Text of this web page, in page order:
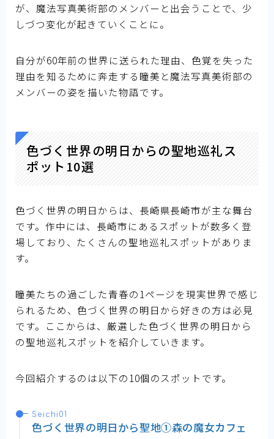
が、魔法写真美術部のメンバーと出会うことで、少
しづつ変化が起きていくことに。
自分が60年前の世界に送られた理由、色覚を失った
理由を知るために奔走する瞳美と魔法写真美術部の
メンバーの姿を描いた物語です。
色づく世界の明日からの聖地巡礼ス
ポット10選
色づく世界の明日からは、長崎県長崎市が主な舞台
です。作中には、長崎市にあるスポットが数多く登
場しており、たくさんの聖地巡礼スポットがありま
す。
瞳美たちの過ごした青春の1ページを現実世界で感じ
られるため、色づく世界の明日から好きの方は必見
です。ここからは、厳選した色づく世界の明日から
の聖地巡礼スポットを紹介していきます。
今回紹介するのは以下の10個のスポットです。
Seichi01
色づく世界の明日から聖地①森の魔女カフェ